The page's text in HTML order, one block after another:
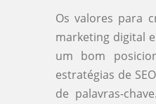
Os valores para
marketing digital
um bom
estratégias de
de palavras-